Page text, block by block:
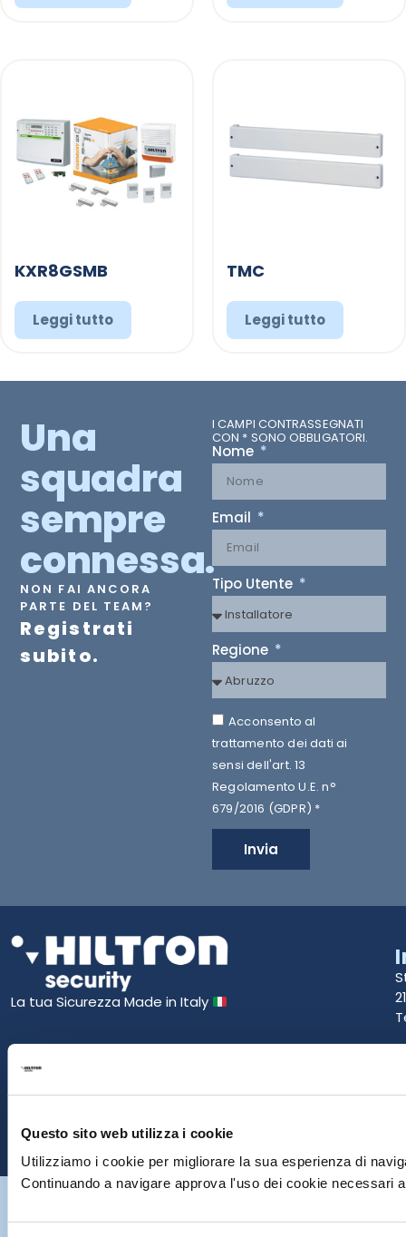
Questo sito web utilizza i cookie
Utilizziamo i cookie per migliorare la sua esperienza di
Continuando a navigare approva l'uso dei cookie necessari
KXR8GSMB
Leggi tutto
TMC
Leggi tutto
Una
squadra
sempre
connessa.
NON FAI ANCORA
PARTE DEL TEAM?
Registrati
subito.
I CAMPI CONTRASSEGNATI
CON * SONO OBBLIGATORI.
Nome
Email
Tipo Utente
Regione
Acconsento al
trattamento dei dati ai
sensi dell'art. 13
Regolamento U.E. n°
679/2016 (GDPR) *
Invia
La tua Sicurezza Made in Italy
Hiltron Security è distribuito in Italia da Hiltron Land S.r.l. | P.IVA
riservati